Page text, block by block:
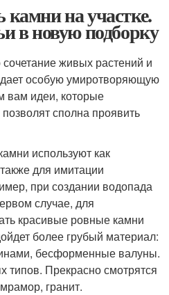
на участке.
в новую подборку
живых растений и
особую умиротворяющую
вам идеи, которые
сполна проявить
используют как
для имитации
при создании водопада
случае, для
красивые ровные камни
более грубый материал:
бесформенные валуны.
типов. Прекрасно смотрятся
гранит.